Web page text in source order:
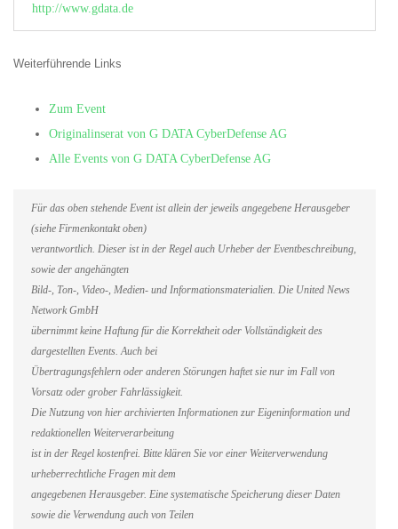
http://www.gdata.de
Weiterführende Links
Zum Event
Originalinserat von G DATA CyberDefense AG
Alle Events von G DATA CyberDefense AG
Für das oben stehende Event ist allein der jeweils angegebene Herausgeber
(siehe Firmenkontakt oben)
verantwortlich. Dieser ist in der Regel auch Urheber der Eventbeschreibung,
sowie der angehängten
Bild-, Ton-, Video-, Medien- und Informationsmaterialien. Die United News
Network GmbH
übernimmt keine Haftung für die Korrektheit oder Vollständigkeit des
dargestellten Events. Auch bei
Übertragungsfehlern oder anderen Störungen haftet sie nur im Fall von
Vorsatz oder grober Fahrlässigkeit.
Die Nutzung von hier archivierten Informationen zur Eigeninformation und
redaktionellen Weiterverarbeitung
ist in der Regel kostenfrei. Bitte klären Sie vor einer Weiterverwendung
urheberrechtliche Fragen mit dem
angegebenen Herausgeber. Eine systematische Speicherung dieser Daten
sowie die Verwendung auch von Teilen